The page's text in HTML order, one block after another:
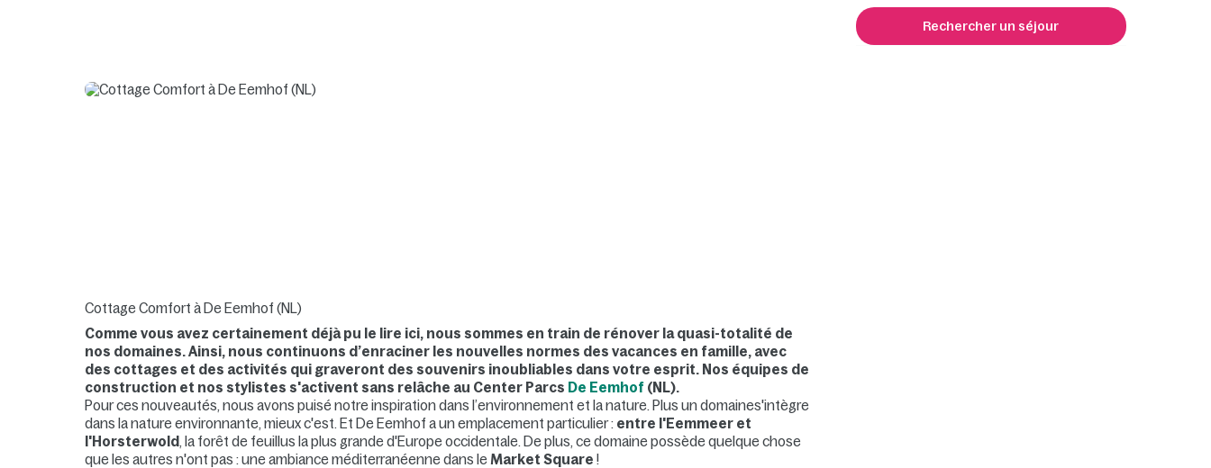
Cottage Comfort à De Eemhof (NL)
Comme vous avez certainement déjà pu le lire ici, nous sommes en train de rénover la quasi-totalité de
nos domaines. Ainsi, nous continuons d’enraciner les nouvelles normes des vacances en famille, avec
des cottages et des activités qui graveront des souvenirs inoubliables dans votre esprit. Nos équipes de
construction et nos stylistes s'activent sans relâche au Center Parcs De Eemhof (NL).
Pour ces nouveautés, nous avons puisé notre inspiration dans l’environnement et la nature. Plus un domaines'intègre
dans la nature environnante, mieux c'est. Et De Eemhof a un emplacement particulier : entre l'Eemmeer et
l'Horsterwold , la forêt de feuillus la plus grande d'Europe occidentale. De plus, ce domaine possède quelque chose
que les autres n'ont pas : une ambiance méditerranéenne dans le Market Square !
Rechercher un séjour